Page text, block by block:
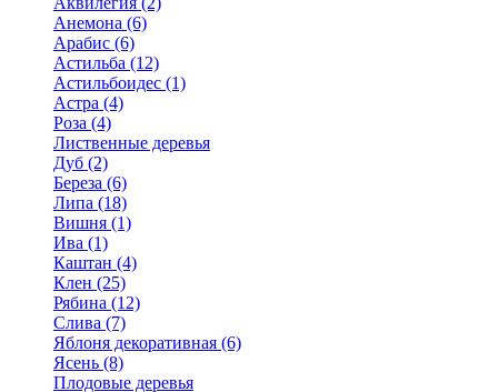
Анемона (6)
Арабис (6)
Астильба (12)
Астильбоидес (1)
Астра (4)
Роза (4)
Лиственные деревья
Дуб (2)
Береза (6)
Липа (18)
Вишня (1)
Ива (1)
Каштан (4)
Клен (25)
Рябина (12)
Слива (7)
Яблоня декоративная (6)
Ясень (8)
Плодовые деревья